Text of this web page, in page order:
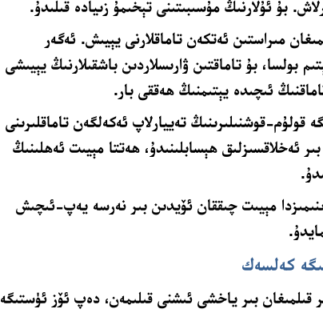
بۇ ئۇلارنىڭ مۇسىبىتىنى تېخىمۇ زىيادە قىلىدۇ.
مىراستىن ئەتكەن تاماقلارنى يېيىش. ئەگەر
بولسا، بۇ تاماقتىن ۋارىسلاردىن باشقىلارنىڭ يېيىشى
ئىچىدە يېتىمنىڭ ھەققى بار.
قولۇم-قوشنىلىرىنىڭ تەييارلاپ ئەكەلگەن تاماقلىرىنى
ئەخلاقسىزلىق ھېسابلىنىدۇ، ھەتتا مېيىت ئەھلىنىڭ
مېيىت چىققان ئۆيدىن بىر نەرسە يەپ-ئىچىش
كەلسەك
قىلمىغان بىر ياخشى ئىشنى قىلىمەن، دەپ ئۆز ئۈستىگە